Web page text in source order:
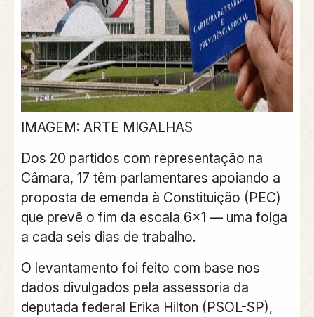
IMAGEM: ARTE MIGALHAS
Dos 20 partidos com representação na
Câmara, 17 têm parlamentares apoiando a
proposta de emenda à Constituição (PEC)
que prevê o fim da escala 6×1 — uma folga
a cada seis dias de trabalho.
O levantamento foi feito com base nos
dados divulgados pela assessoria da
deputada federal Erika Hilton (PSOL-SP),